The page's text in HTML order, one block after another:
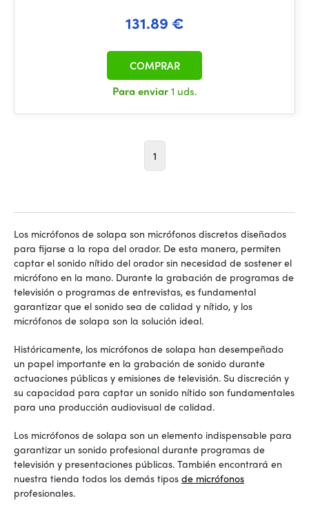
131.89 €
Para enviar1 uds.
COMPRAR
1
Los micrófonos de solapa son micrófonos discretos diseñados
para fijarse a la ropa del orador. De esta manera, permiten
captar el sonido nítido del orador sin necesidad de sostener el
micrófono en la mano. Durante la grabación de programas de
televisión o programas de entrevistas, es fundamental
garantizar que el sonido sea de calidad y nítido, y los
micrófonos de solapa son la solución ideal.
Históricamente, los micrófonos de solapa han desempeñado
un papel importante en la grabación de sonido durante
actuaciones públicas y emisiones de televisión. Su discreción y
su capacidad para captar un sonido nítido son fundamentales
para una producción audiovisual de calidad.
Los micrófonos de solapa son un elemento indispensable para
garantizar un sonido profesional durante programas de
televisión y presentaciones públicas. También encontrará en
nuestra tienda todos los demás tipos de micrófonos
profesionales.